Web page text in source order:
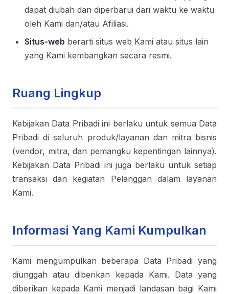
dapat diubah dan diperbarui dari waktu ke waktu
oleh Kami dan/atau Afiliasi.
Situs-web berarti situs web Kami atau situs lain
yang Kami kembangkan secara resmi.
Ruang Lingkup
Kebijakan Data Pribadi ini berlaku untuk semua Data
Pribadi di seluruh produk/layanan dan mitra bisnis
(vendor, mitra, dan pemangku kepentingan lainnya).
Kebijakan Data Pribadi ini juga berlaku untuk setiap
transaksi dan kegiatan Pelanggan dalam layanan
Kami.
Informasi Yang Kami Kumpulkan
Kami mengumpulkan beberapa Data Pribadi yang
diunggah atau diberikan kepada Kami. Data yang
diberikan kepada Kami menjadi landasan bagi Kami